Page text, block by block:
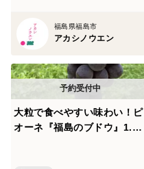
福島県福島市
アカシノウエン
大粒で食べやすい味わい！ピ
オーネ『福島のブドウ』1.5k